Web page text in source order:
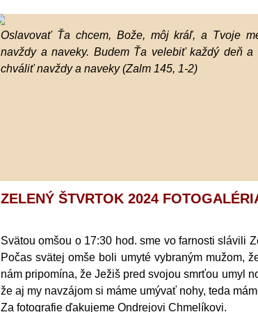
Oslavovať Ťa chcem, Bože, môj kráľ, a Tvoje
navždy a naveky. Budem Ťa velebiť každý deň a
chváliť navždy a naveky (Zalm 145, 1-2)
ZELENÝ ŠTVRTOK 2024
Svätou omšou o 17:30 hod. sme vo farnosti slávili
Počas svätej omše boli umyté vybraným mužom,
nám pripomína, že Ježiš pred svojou smrťou umyl
že aj my navzájom si máme umývať nohy, teda
Za fotografie ďakujeme Ondrejovi Chmelíkovi.